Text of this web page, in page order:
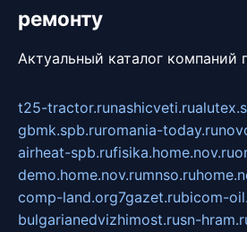
ремонту
Актуальный каталог компаний
t25-tractor.runashicveti.ru
gbmk.spb.ruromania-today.ru
airheat-spb.rufisika.home.nov.ru
demo.home.nov.rumnso.ru
comp-land.org7gazet.rubicom-
bulgarianedvizhimost.rusn-